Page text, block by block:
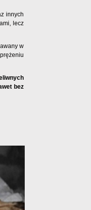
innych
lecz
w
bez